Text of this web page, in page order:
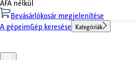
ÁFA nélkül
Bevásárlókosár megjelenítése
A gépeimGép keresése Kategóriák